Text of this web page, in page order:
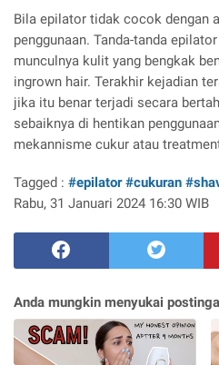
Bila epilator tidak cocok dengan
penggunaan. Tanda-tanda
munculnya kulit yang bengkak
ingrown hair. Terakhir kejadian
jika itu benar terjadi secara
sebaiknya di hentikan
mekannisme cukur atau
Tagged : #epilator #cukuran
Rabu, 31 Januari 2024 16:30 WIB
Anda mungkin menyukai